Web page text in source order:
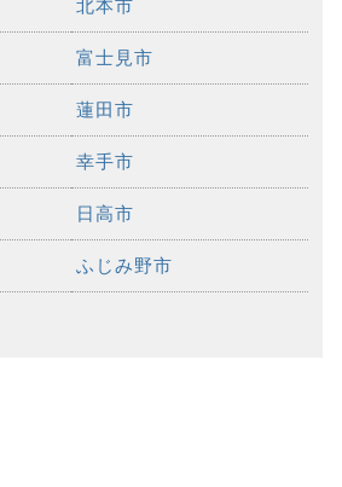
北本市
富士見市
蓮田市
幸手市
日高市
ふじみ野市